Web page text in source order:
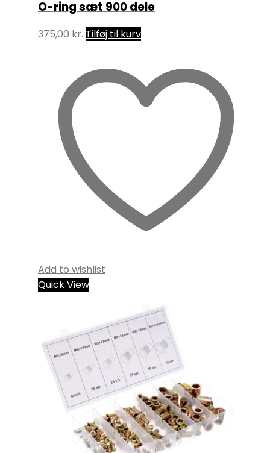
O-ring sæt 900 dele
375,00 kr. Tilføj til kurv
Add to wishlist
Quick View